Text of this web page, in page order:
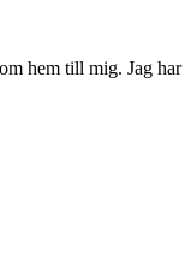
hem till mig. Jag har